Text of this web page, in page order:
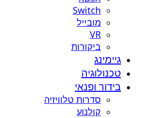
Switch
מובייל
VR
ביקורות
גיימינג
טכנולוגיה
בידור ופנאי
סדרות טלוויזיה
קולנוע